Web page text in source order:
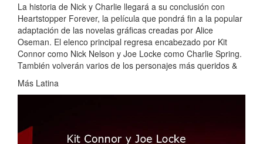
La historia de Nick y Charlie llegará a su conclusión con
Heartstopper Forever, la película que pondrá fin a la popular
adaptación de las novelas gráficas creadas por Alice
Oseman. El elenco principal regresa encabezado por Kit
Connor como Nick Nelson y Joe Locke como Charlie Spring.
También volverán varios de los personajes más queridos &
Más Latina